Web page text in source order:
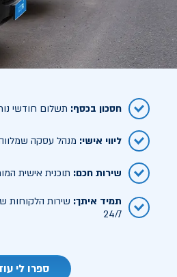
חסכון בכסף: תשלום חודשי
ליווי אישי: מנהל עסקה
שירות חכם: תוכנית אישית
תמיד איתך: שירות הלקוחות
24/7
ספרו לי